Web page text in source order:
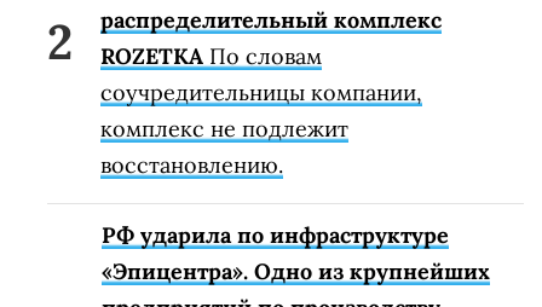
распределительный комплекс
ROZETKA По словам
соучредительницы компании,
комплекс не подлежит
восстановлению.
РФ ударила по инфраструктуре
«Эпицентра». Одно из крупнейших